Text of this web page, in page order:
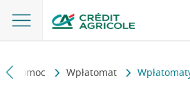
i pomoc Wpłatomat